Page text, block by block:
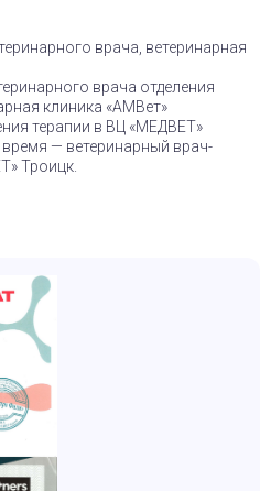
врача, ветеринарная
врача отделения
клиника «АМВет»
терапии в ВЦ «МЕДВЕТ»
— ветеринарный врач-
Троицк.